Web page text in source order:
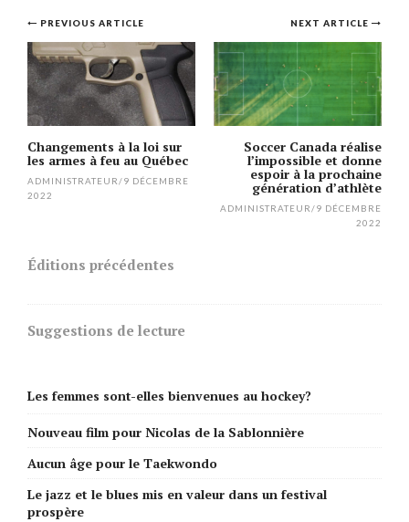
Post
navigation
NEXT ARTICLE
Soccer Canada réalise
l’impossible et donne
espoir à la prochaine
génération d’athlète
ADMINISTRATEUR/9 DÉCEMBRE
2022
PREVIOUS ARTICLE
Changements à la loi sur
les armes à feu au Québec
ADMINISTRATEUR/9 DÉCEMBRE
2022
Éditions précédentes
Suggestions de lecture
Les femmes sont-elles bienvenues au hockey?
Nouveau film pour Nicolas de la Sablonnière
Aucun âge pour le Taekwondo
Le jazz et le blues mis en valeur dans un festival
prospère